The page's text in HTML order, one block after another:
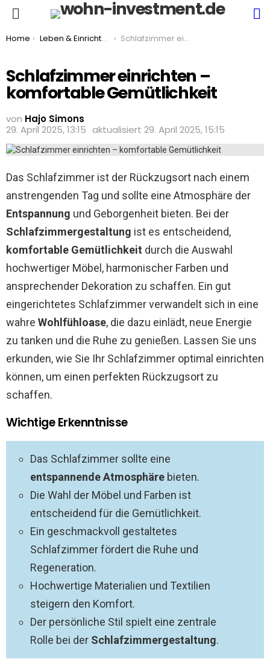
You are here:
Home Leben & Einrichten Schlafzimmer einrichten – komfortable Gemütlichkeit
Schlafzimmer einrichten –
komfortable Gemütlichkeit
von Hajo Simons
29. April 2025, 13:15 aktualisiert 29. April 2025, 15:15
Das Schlafzimmer ist der Rückzugsort nach einem
anstrengenden Tag und sollte eine Atmosphäre der
Entspannung und Geborgenheit bieten. Bei der
Schlafzimmergestaltung ist es entscheidend,
komfortable Gemütlichkeit durch die Auswahl
hochwertiger Möbel, harmonischer Farben und
ansprechender Dekoration zu schaffen. Ein gut
eingerichtetes Schlafzimmer verwandelt sich in eine
wahre Wohlfühloase, die dazu einlädt, neue Energie
zu tanken und die Ruhe zu genießen. Lassen Sie uns
erkunden, wie Sie Ihr Schlafzimmer optimal einrichten
können, um einen perfekten Rückzugsort zu
schaffen.
Wichtige Erkenntnisse
Das Schlafzimmer sollte eine
entspannende Atmosphäre bieten.
Die Wahl der Möbel und Farben ist
entscheidend für die Gemütlichkeit.
Ein geschmackvoll gestaltetes
Schlafzimmer fördert die Ruhe und
Regeneration.
Hochwertige Materialien und Textilien
steigern den Komfort.
Der persönliche Stil spielt eine zentrale
Rolle bei der Schlafzimmergestaltung.